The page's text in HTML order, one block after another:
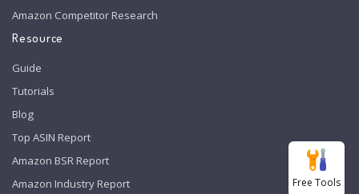
Amazon Competitor Research
Resource
Guide
Tutorials
Blog
Top ASIN Report
Amazon BSR Report
Amazon Industry Report
Free Tools